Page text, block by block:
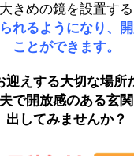
きめの鏡を設置す
れるようになり、
ことができます。
迎えする大切な場所
で開放感のある玄
出してみませんか？